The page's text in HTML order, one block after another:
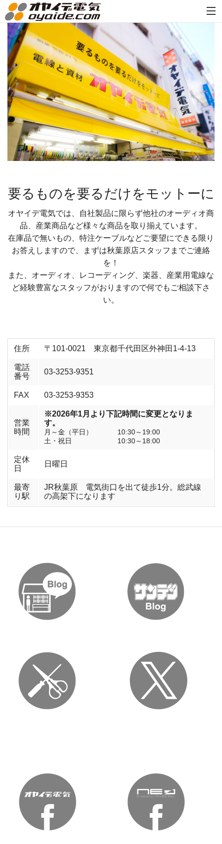
要るものを要るだけをモットーに
オヤイデ電気では、自社製品に限らず他社のオーディオ商
品、産業商品など様々な商品を取り揃えています。
在庫品で無いもの、特注ケーブルなどご要望にできる限り
お答えしますので、まずは秋葉原店スタッフまでご連絡
を！
また、オーディオ、レコーディング、楽器、産業用電線な
ど経験豊富なスタッフがおりますので何でもご相談下さ
い。
住所 〒101-0021 東京都千代田区外神田1-4-13
電話
番号
03-3253-9351
FAX 03-3253-9353
営業
時間
※2026年1月より下記時間に変更となりま
す。
月～金（平日） 10:30～19:00
土・祝日 10:30～18:00
定休
日
日曜日
最寄
り駅
JR秋葉原 電気街口を出て徒歩1分。総武線
の高架下になります